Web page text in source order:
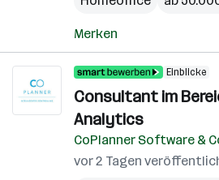
Merken
Einblicke
Consultant im
Analytics
CoPlanner Software &
vor 2 Tagen